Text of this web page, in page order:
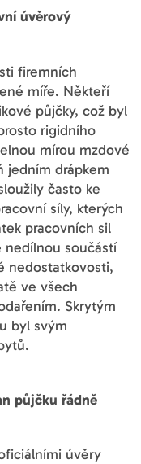
úvěrový
firemních
míře. Někteří
půjčky, což byl
rigidního
mírou mzdové
jedním drápkem
často ke
síly, kterých
pracovních sil
nedílnou součástí
nedostatkovosti,
ve všech
Skrytým
byl svým
půjčku řádně
úvěry